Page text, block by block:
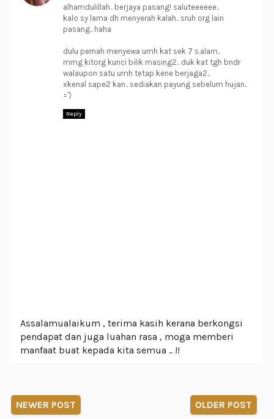
alhamdulillah.. berjaya pasang! saluteeeeee..
kalo sy lama dh menyerah kalah.. sruh org lain
pasang.. haha
dulu pernah menyewa umh kat sek 7 s.alam..
mmg kitorg kunci bilik masing2.. duk kat tgh bndr
walaupon satu umh tetap kene berjaga2..
xkenal sape2 kan.. sediakan payung sebelum hujan..
=')
Reply
Assalamualaikum , terima kasih kerana berkongsi
pendapat dan juga luahan rasa , moga memberi
manfaat buat kepada kita semua .. !!
NEWER POST OLDER POST